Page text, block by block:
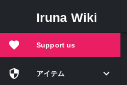
Iruna Wiki
Support us
アイテム